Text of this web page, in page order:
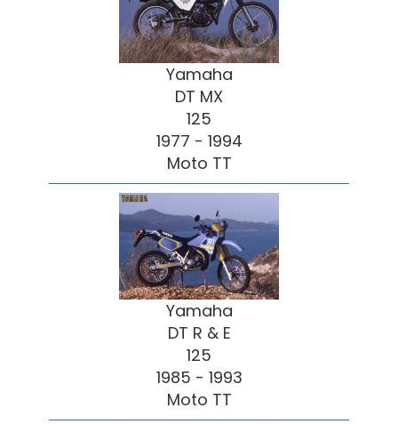
Yamaha
DT MX
125
1977 - 1994
Moto TT
Yamaha
DT R & E
125
1985 - 1993
Moto TT